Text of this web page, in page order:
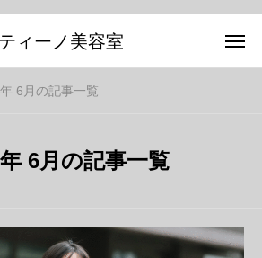
ティーノ美容室
6月の記事一覧
6月の記事一覧